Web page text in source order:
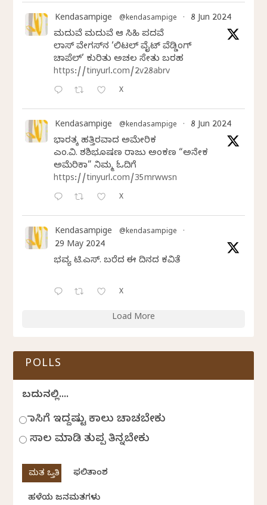
Kendasampige @kendasampige · 8 Jun 2024
ಮದುವೆ ಮದುವೆ ಆ ಸಿಹಿ ಪದವೆ
ಲಾಸ್‌ ವೇಗಸ್‌ನ ‘ಲಿಟಲ್ ವೈಟ್ ವೆಡ್ಡಿಂಗ್
ಚಾಪೆಲ್’ ಕುರಿತು ಅಚಲ ಸೇತು ಬರಹ
https://tinyurl.com/2v28abrv
X
Kendasampige @kendasampige · 8 Jun 2024
ಭಾರತಕ್ಕೆ ಹತ್ತಿರವಾದ ಅಮೇರಿಕ
ಎಂ.ವಿ. ಶಶಿಭೂಷಣ ರಾಜು ಅಂಕಣ “ಅನೇಕ
ಅಮೆರಿಕಾ” ನಿಮ್ಮ ಓದಿಗೆ
https://tinyurl.com/35mrwwsn
X
Kendasampige @kendasampige ·
29 May 2024
ಭವ್ಯ ಟಿ.ಎಸ್. ಬರೆದ ಈ ದಿನದ ಕವಿತೆ
X
Load More
POLLS
ಬದುಕಿನಲ್ಲಿ....
ಹಾಸಿಗೆ ಇದ್ದಷ್ಟು ಕಾಲು ಚಾಚಬೇಕು
ಸಾಲ ಮಾಡಿ ತುಪ್ಪ ತಿನ್ನಬೇಕು
ಫಲಿತಾಂಶ
ಹಳೆಯ ಜನಮತಗಳು